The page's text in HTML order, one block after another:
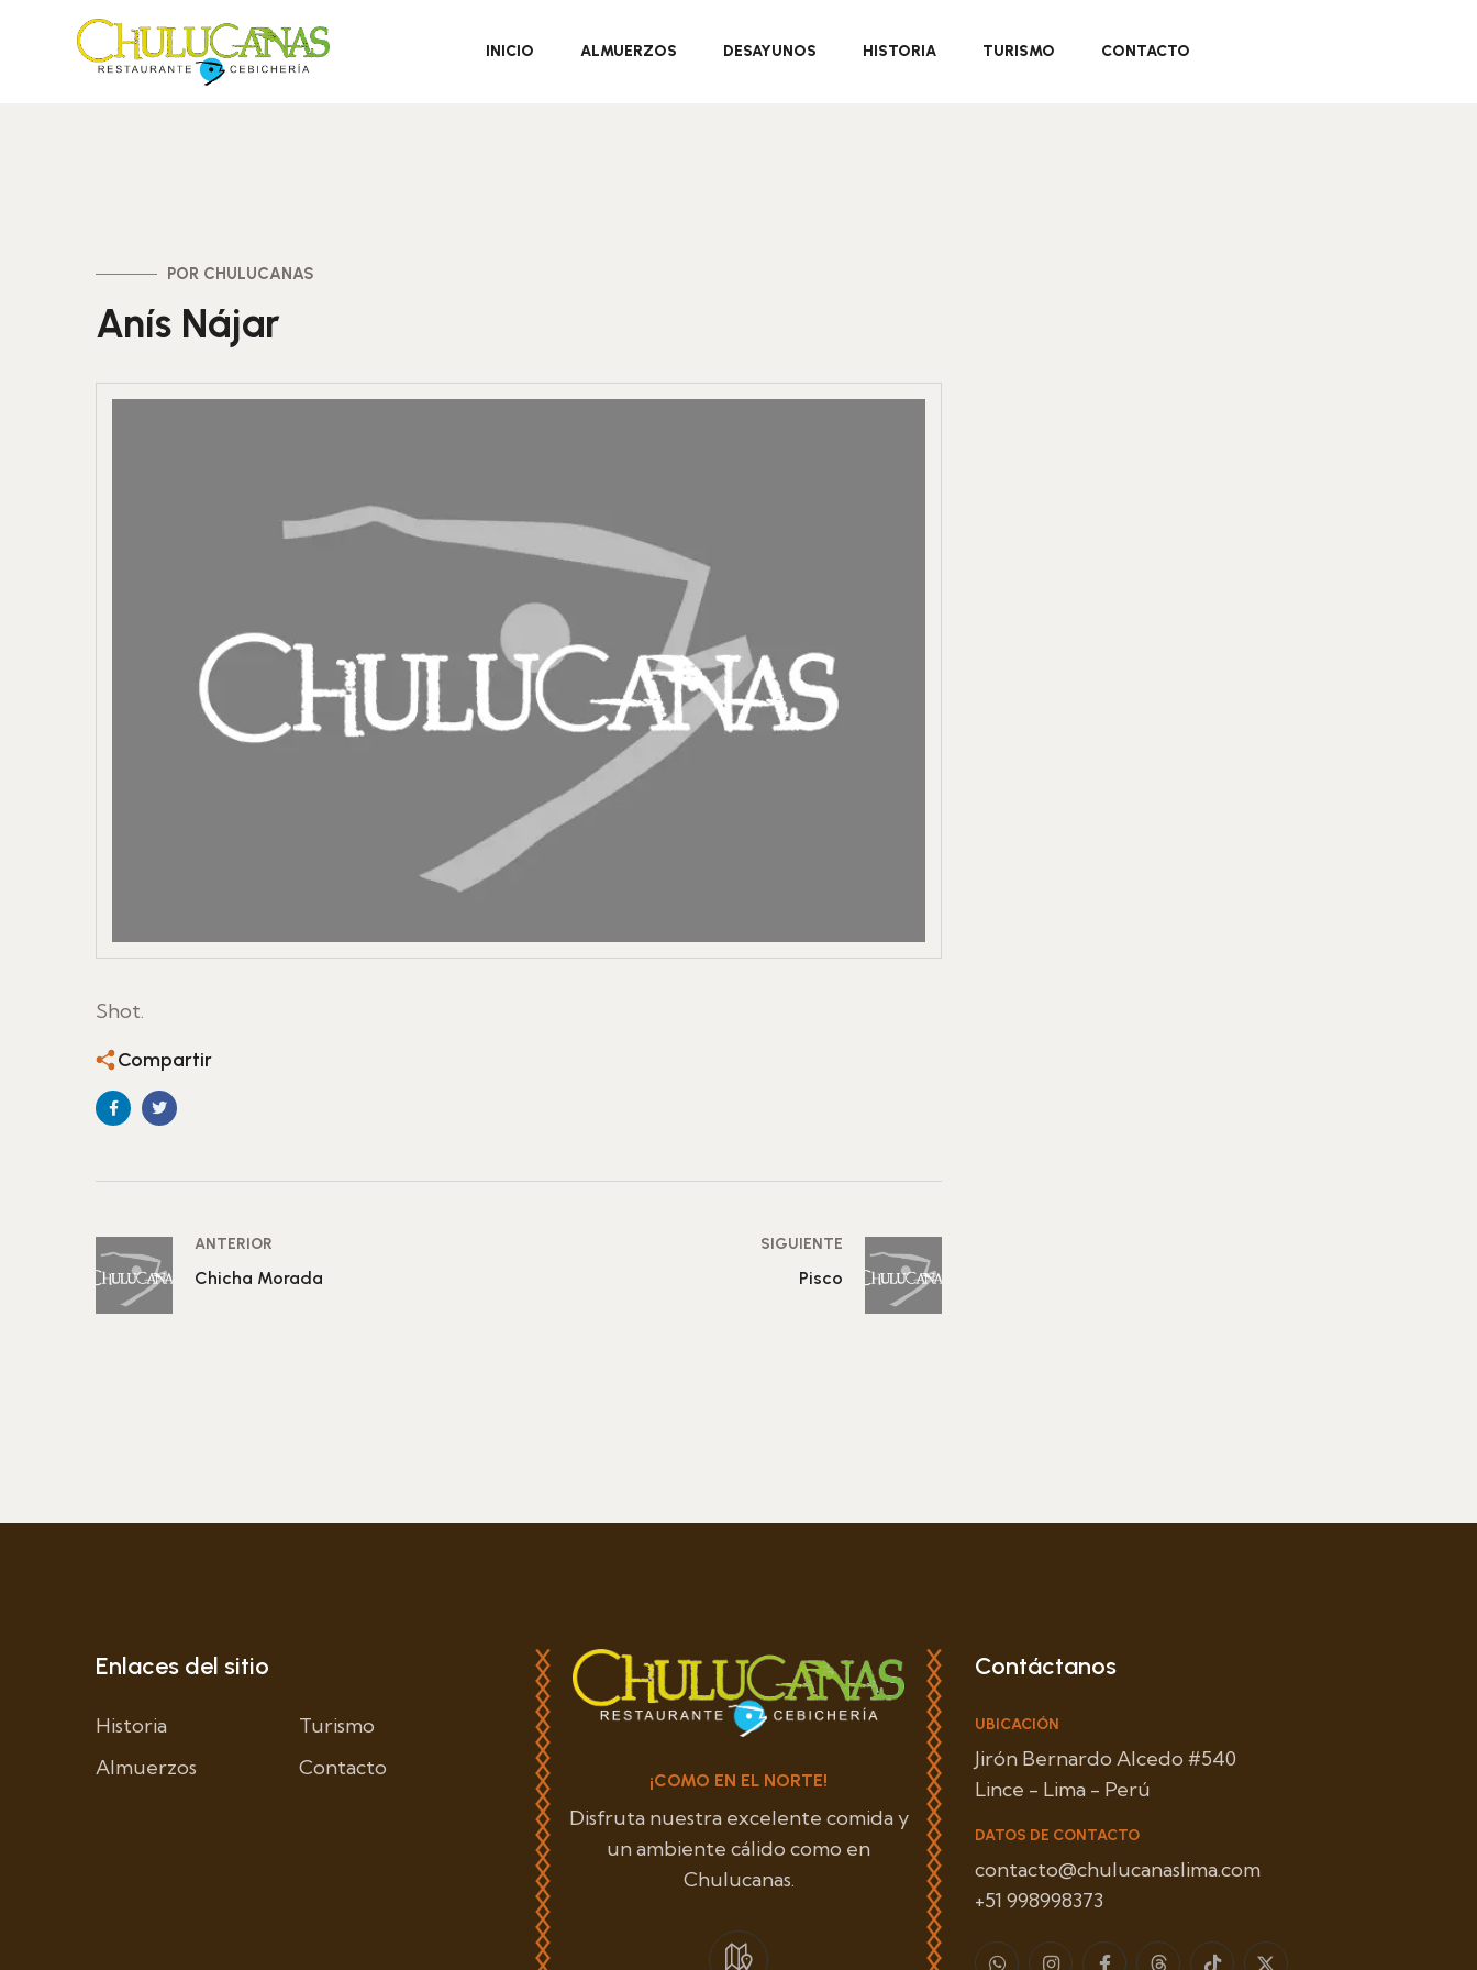
INICIO ALMUERZOS DESAYUNOS HISTORIA TURISMO CONTACTO
POR CHULUCANAS
Anís Nájar
Shot.
Compartir
ANTERIOR
Chicha Morada
SIGUIENTE
Pisco
Enlaces del sitio
Historia
Turismo
Almuerzos
Contacto
¡COMO EN EL NORTE!
Disfruta nuestra excelente comida y
un ambiente cálido como en
Chulucanas.
Contáctanos
UBICACIÓN
Jirón Bernardo Alcedo #540
Lince - Lima - Perú
DATOS DE CONTACTO
contacto@chulucanaslima.com
+51 998998373